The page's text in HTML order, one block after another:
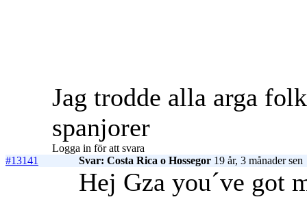
Jag trodde alla arga
spanjorer
Logga in för att svara
#13141
Svar: Costa Rica o Hossegor 19 år, 3 månader sen
Hej Gza you´ve got